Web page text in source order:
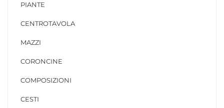
PIANTE
CENTROTAVOLA
MAZZI
CORONCINE
COMPOSIZIONI
CESTI